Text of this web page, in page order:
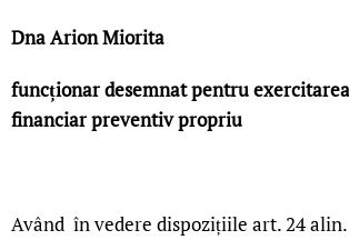
Dna Arion Miorita
funcționar desemnat pentru
financiar preventiv propriu
Având în vedere dispozițiile art. 24